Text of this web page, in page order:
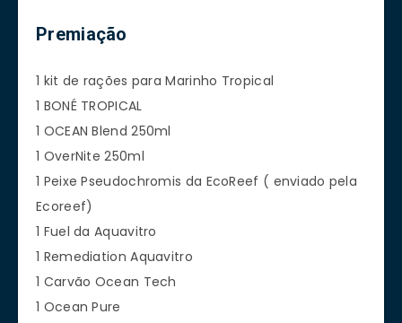
Premiação
1 kit de rações para Marinho Tropical
1 BONÉ TROPICAL
1 OCEAN Blend 250ml
1 OverNite 250ml
1 Peixe Pseudochromis da EcoReef ( enviado pela
Ecoreef)
1 Fuel da Aquavitro
1 Remediation Aquavitro
1 Carvão Ocean Tech
1 Ocean Pure